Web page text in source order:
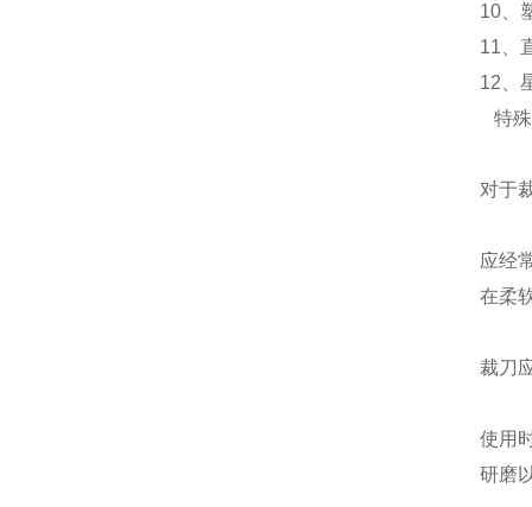
10、
11、
12、
特
对于
应经
在柔
裁刀
使用
研磨